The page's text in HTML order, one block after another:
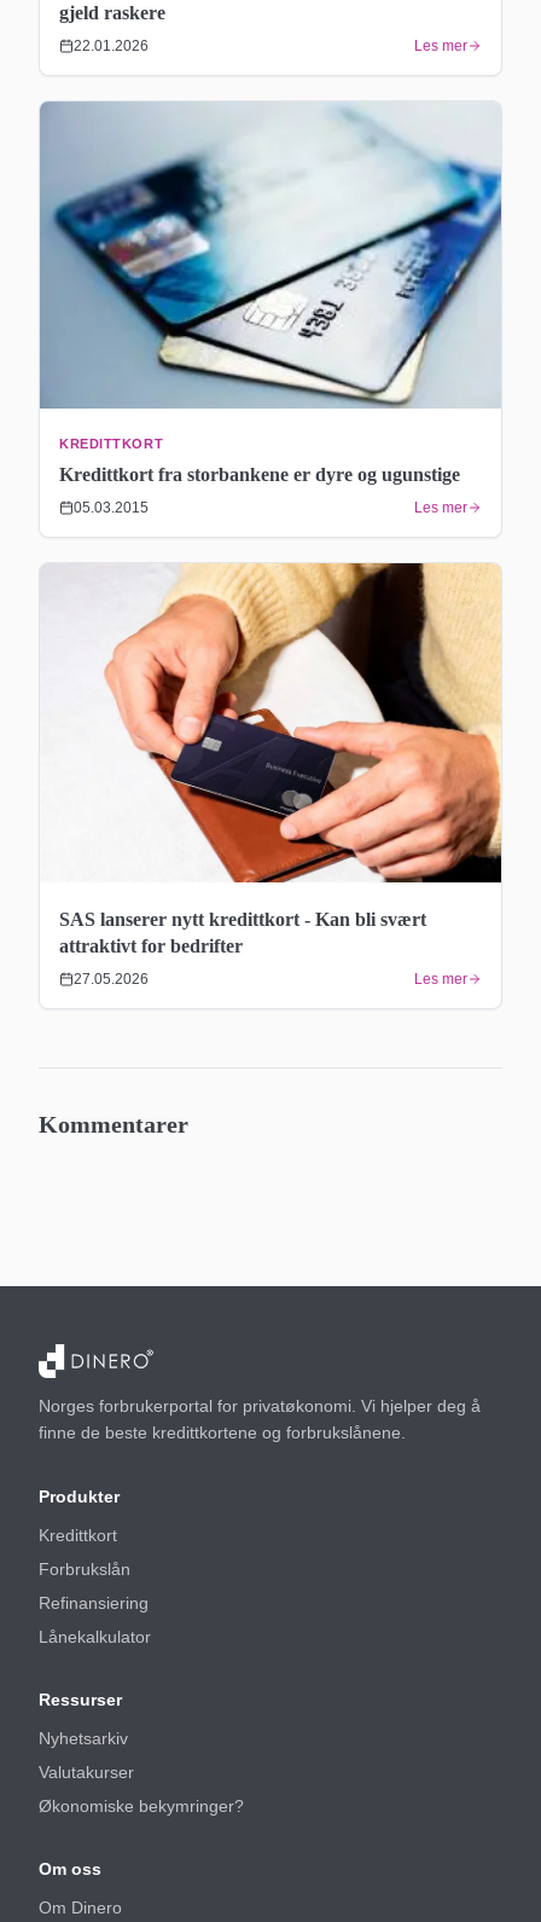
gjeld raskere
22.01.2026 Les mer
KREDITTKORT
Kredittkort fra storbankene er dyre og ugunstige
05.03.2015 Les mer
SAS lanserer nytt kredittkort - Kan bli svært
attraktivt for bedrifter
27.05.2026 Les mer
Kommentarer
Norges forbrukerportal for privatøkonomi. Vi hjelper deg å
finne de beste kredittkortene og forbrukslånene.
Produkter
Kredittkort
Forbrukslån
Refinansiering
Lånekalkulator
Ressurser
Nyhetsarkiv
Valutakurser
Økonomiske bekymringer?
Om oss
Om Dinero